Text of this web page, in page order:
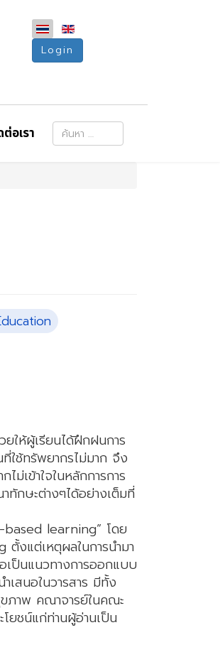
Login
อเรา
การค้นหา
ให้ผู้เรียนได้ฝึกฝนการ
ใช้ทรัพยากรไม่มาก จึง
ม่เข้าใจในหลักการการ
กษะต่างๆได้อย่างเต็มที่
based learning” โดย
งแต่เหตุผลในการนำมา
เป็นแนวทางการออกแบบ
เสนอในวารสาร มีทั้ง
ภาพ คณาจารย์ในคณะ
ยชน์แก่ท่านผู้อ่านเป็น